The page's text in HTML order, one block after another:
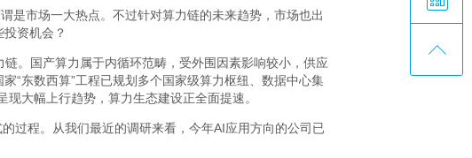
市场一大热点。不过针对算力链的未来趋势，市场也出
资机会？
。国产算力属于内循环范畴，受外围因素影响较小，供应
“东数西算”工程已规划多个国家级算力枢纽、数据中心集
大幅上行趋势，算力生态建设正全面提速。
过程。从我们最近的调研来看，今年AI应用方向的公司已